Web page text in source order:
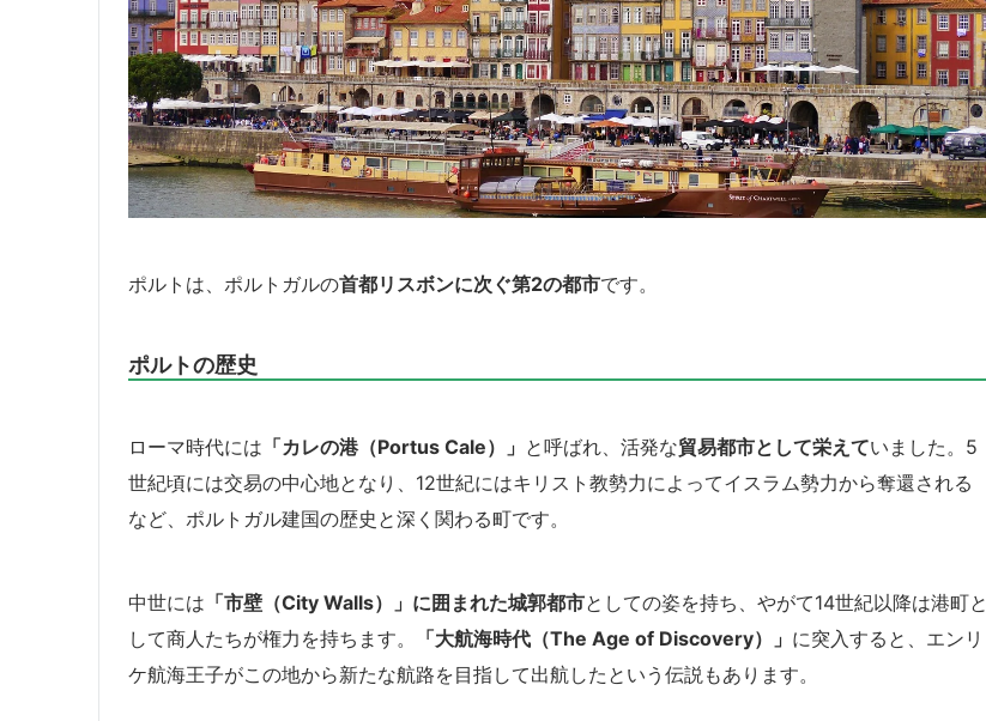
ポルトは、ポルトガルの首都リスボンに次ぐ第2の都市です。
ポルトの歴史
ローマ時代には 「カレの港（Portus Cale）」 と呼ばれ、活発な貿易都市として栄えていました。5
世紀頃には交易の中心地となり、12世紀にはキリスト教勢力によってイスラム勢力から奪還される
など、ポルトガル建国の歴史と深く関わる町です。
中世には 「市壁（City Walls）」に囲まれた城郭都市としての姿を持ち、やがて14世紀以降は港町と
して商人たちが権力を持ちます。
「大航海時代（The Age of Discovery）」 に突入すると、エンリ
ケ航海王子がこの地から新たな航路を目指して出航したという伝説もあります。